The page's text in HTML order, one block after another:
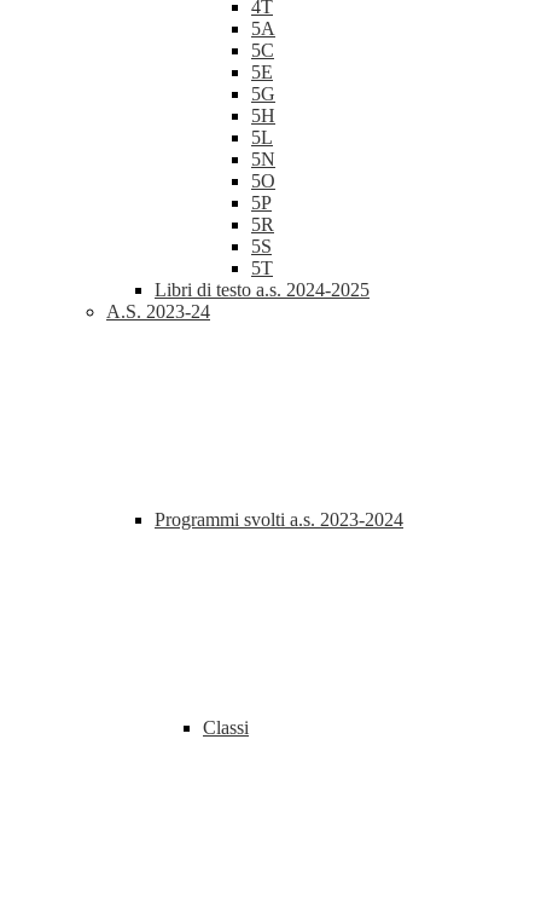
4T
5A
5C
5E
5G
5H
5L
5N
5O
5P
5R
5S
5T
Libri di testo a.s. 2024-2025
A.S. 2023-24
Programmi svolti a.s. 2023-2024
Classi